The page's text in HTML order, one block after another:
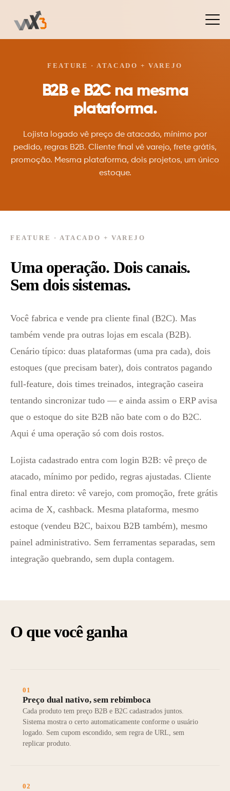
FEATURE · ATACADO + VAREJO
B2B e B2C na mesma
plataforma.
Lojista logado vê preço de atacado, mínimo por
pedido, regras B2B. Cliente final vê varejo, frete grátis,
promoção. Mesma plataforma, dois projetos, um único
estoque.
FEATURE · ATACADO + VAREJO
Uma operação. Dois canais.
Sem dois sistemas.
Você fabrica e vende pra cliente final (B2C). Mas
também vende pra outras lojas em escala (B2B).
Cenário típico: duas plataformas (uma pra cada), dois
estoques (que precisam bater), dois contratos pagando
full-feature, dois times treinados, integração caseira
tentando sincronizar tudo — e ainda assim o ERP avisa
que o estoque do site B2B não bate com o do B2C.
Aqui é uma operação só com dois rostos.
Lojista cadastrado entra com login B2B: vê preço de
atacado, mínimo por pedido, regras ajustadas. Cliente
final entra direto: vê varejo, com promoção, frete grátis
acima de X, cashback. Mesma plataforma, mesmo
estoque (vendeu B2C, baixou B2B também), mesmo
painel administrativo. Sem ferramentas separadas, sem
integração quebrando, sem dupla contagem.
O que você ganha
01
Preço dual nativo, sem rebimboca
Cada produto tem preço B2B e B2C cadastrados juntos.
Sistema mostra o certo automaticamente conforme o usuário
logado. Sem cupom escondido, sem regra de URL, sem
replicar produto.
02